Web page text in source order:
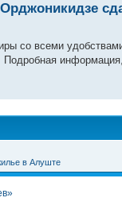
со всеми
в Алуште